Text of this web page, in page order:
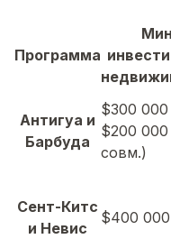
Программа
Антигуа и
Барбуда
$300
$200 000
совм.)
Сент-Китс
и Невис
$400 000